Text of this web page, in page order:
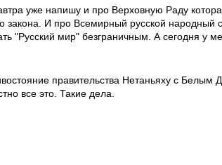
уже напишу и про Верховную Раду
закона. И про Всемирный русской
"Русский мир" безграничным. А сегодня у
правительства Нетаньяху с Белым
все это. Такие дела.